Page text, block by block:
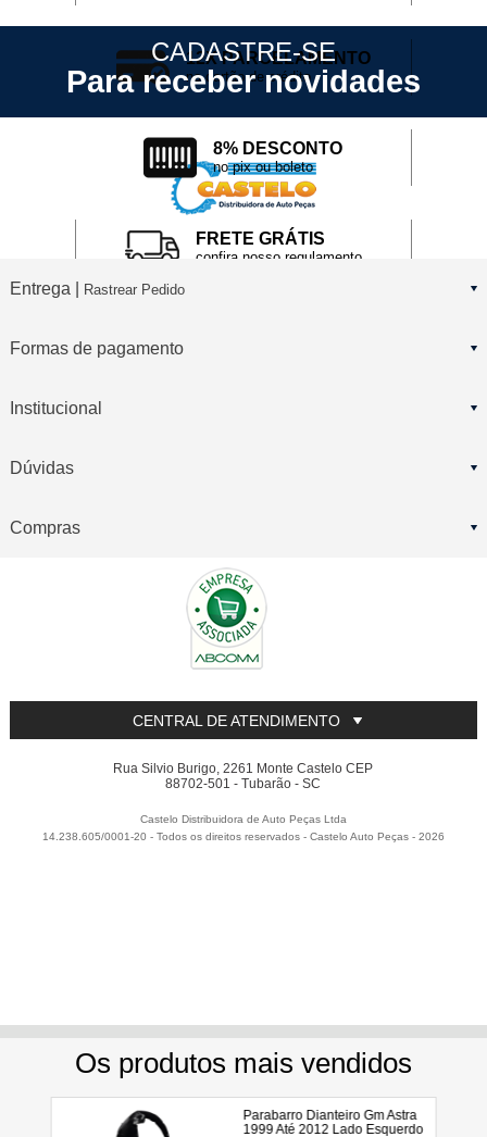
Utilizamos seus dados para analisar e personalizar nossa
loja virtual durante a sua navegação e em serviços de
terceiros parceiros. Ao navegar pela loja virtual, você nos
autoriza a coletar tais informações através do cookies e
12X PARCELAMENTO
no cartão de crédito
8% DESCONTO
no pix ou boleto
FRETE GRÁTIS
confira nosso regulamento
CADASTRE-SE
Para receber novidades
Entrega | Rastrear Pedido
Formas de pagamento
Institucional
Dúvidas
Compras
CENTRAL DE ATENDIMENTO
Rua Silvio Burigo, 2261 Monte Castelo CEP
88702-501 - Tubarão - SC
Castelo Distribuidora de Auto Peças Ltda
14.238.605/0001-20 - Todos os direitos reservados -Castelo Auto Peças -2026